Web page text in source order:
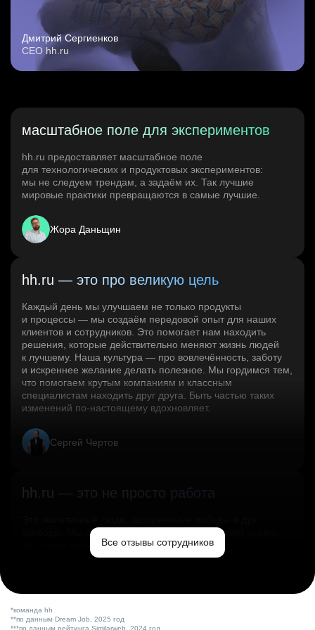
Дмитрий Сергиенков
CEO hh.ru
масштабное поле для экспериментов
hh.ru предоставляет масштабное поле
для технологических и продуктовых экспериментов:
мы не следуем трендам, а задаём их. Так лучшие
мировые практики превращаются в самые лучшие.
Жора Даньщин
hh.ru — это про великую цель
Каждый день мы улучшаем не только продукты
и процессы — мы создаём передовой опыт для наших
клиентов и сотрудников. Это помогает нам находить
решения, которые действительно меняют жизнь людей
к лучшему. Наша культура — про вовлечённость, заботу
и искреннее желание делать полезное. Мы гордимся тем,
что помогаем крутым компаниям и классным
специалистам находить друг друга. Быть частью таких
изменений по‑настоящему вдохновляет.
Сергей Чертов
hh.ru — это не просто работа
свободы. Мы помогаем миру и создаём лучший сервис
по поиску работы в стране.Все отзывы сотрудников
*команда hh
**по данным Dream Job, 2025 год
***по данным рейтинга Similarweb, 2024 год